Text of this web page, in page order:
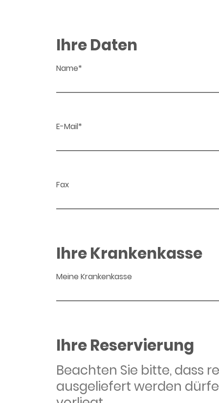
Ihre Daten
Name*
E-Mail*
Fax
Ihre Krankenkasse
Meine Krankenkasse
Ihre Reservierung
Beachten Sie bitte, dass
ausgeliefert werden